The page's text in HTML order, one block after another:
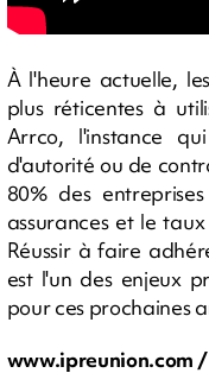
À l'heure actuelle,
plus réticentes à
Arrco, l'instance
d'autorité ou de
80% des
assurances et le
Réussir à faire
est l'un des enjeux
pour ces prochaines
www.ipreunion.com /